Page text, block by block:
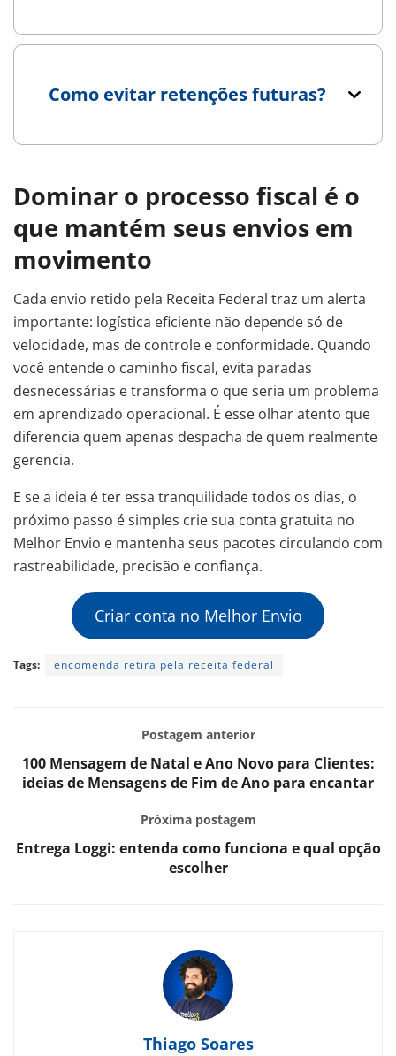
Como evitar retenções futuras?
Dominar o processo fiscal é o
que mantém seus envios em
movimento
Cada envio retido pela Receita Federal traz um alerta
importante: logística eficiente não depende só de
velocidade, mas de controle e conformidade. Quando
você entende o caminho fiscal, evita paradas
desnecessárias e transforma o que seria um problema
em aprendizado operacional. É esse olhar atento que
diferencia quem apenas despacha de quem realmente
gerencia.
E se a ideia é ter essa tranquilidade todos os dias, o
próximo passo é simples crie sua conta gratuita no
Melhor Envio e mantenha seus pacotes circulando com
rastreabilidade, precisão e confiança.
Criar conta no Melhor Envio
Tags: encomenda retira pela receita federal
Postagem anterior
100 Mensagem de Natal e Ano Novo para Clientes:
ideias de Mensagens de Fim de Ano para encantar
Próxima postagem
Entrega Loggi: entenda como funciona e qual opção
escolher
Thiago Soares